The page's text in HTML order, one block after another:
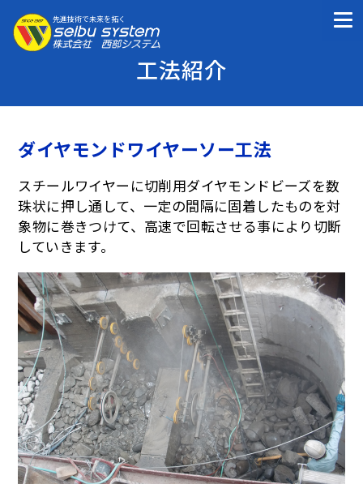
先進技術で未来を拓く
工法紹介
ダイヤモンドワイヤーソー工法
スチールワイヤーに切削用ダイヤモンドビーズを数
珠状に押し通して、一定の間隔に固着したものを対
象物に巻きつけて、高速で回転させる事により切断
していきます。